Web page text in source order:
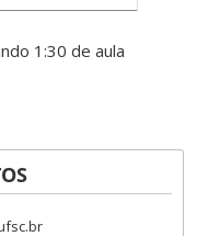
1:30 de aula